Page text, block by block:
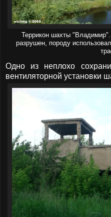
Террикон шахты "Владимир".
разрушен, породу
Одно из неплохо
вентиляторной установки